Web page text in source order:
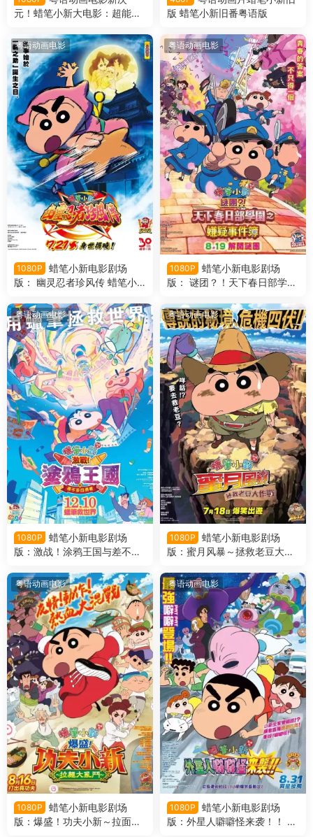
元！蜡笔小新大电影：超能力
蜡笔小新：新次元！超能力大
决战粤语版
版 蜡笔小新旧番粤语版
粤语动画电影
1080P
蜡笔小新电影剧场
版： 幽灵忍者珍风传 蜡笔小
影分身粤语版
粤语动画电影
1080P
蜡笔小新电影剧场
版： 谜团？！天下春日部学园
场版29： 谜团！花之天下春日
部学院粤语版
粤语动画电影
1080P
蜡笔小新电影剧场
版：激战！涂鸦王国与差不多
8：激战！涂鸦王国和约四位
勇士粤语版
粤语动画电影
1080P
蜡笔小新电影剧场
版：蜜月风暴～拯救老豆大作
新婚旅行飓风之遗失的野原广
志粤语版
粤语动画电影
1080P
蜡笔小新电影剧场
版：爆盛！功夫小新～拉面大
粤语动画电影
1080P
蜡笔小新电影剧场
版：外星人噼噼怪来袭！！ 蜡